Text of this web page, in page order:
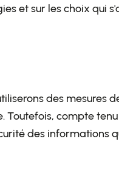
et sur les choix qui
des
compte
des informations